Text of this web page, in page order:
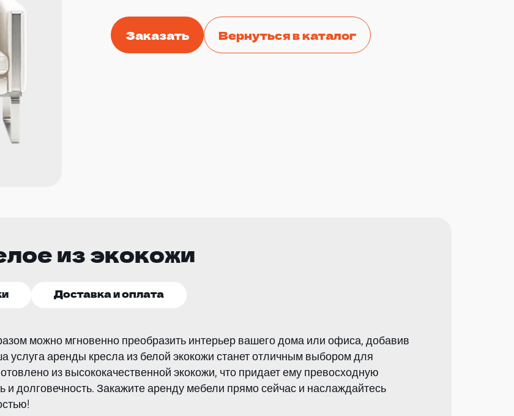
Заказать Вернуться в каталог
из экокожи
Доставка и оплата
можно мгновенно преобразить интерьер вашего дома или офиса, добавив
услуга аренды кресла из белой экокожи станет отличным выбором для
из высококачественной экокожи, что придает ему превосходную
и долговечность. Закажите аренду мебели прямо сейчас и наслаждайтесь